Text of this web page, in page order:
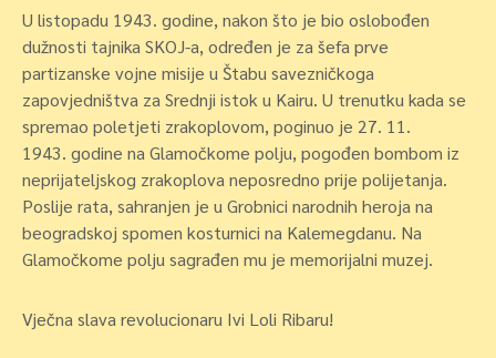
U listopadu 1943. godine, nakon što je bio oslobođen
dužnosti tajnika SKOJ-a, određen je za šefa prve
partizanske vojne misije u Štabu savezničkoga
zapovjedništva za Srednji istok u Kairu. U trenutku kada se
spremao poletjeti zrakoplovom, poginuo je 27. 11.
1943. godine na Glamočkome polju, pogođen bombom iz
neprijateljskog zrakoplova neposredno prije polijetanja.
Poslije rata, sahranjen je u Grobnici narodnih heroja na
beogradskoj spomen kosturnici na Kalemegdanu. Na
Glamočkome polju sagrađen mu je memorijalni muzej.
Vječna slava revolucionaru Ivi Loli Ribaru!